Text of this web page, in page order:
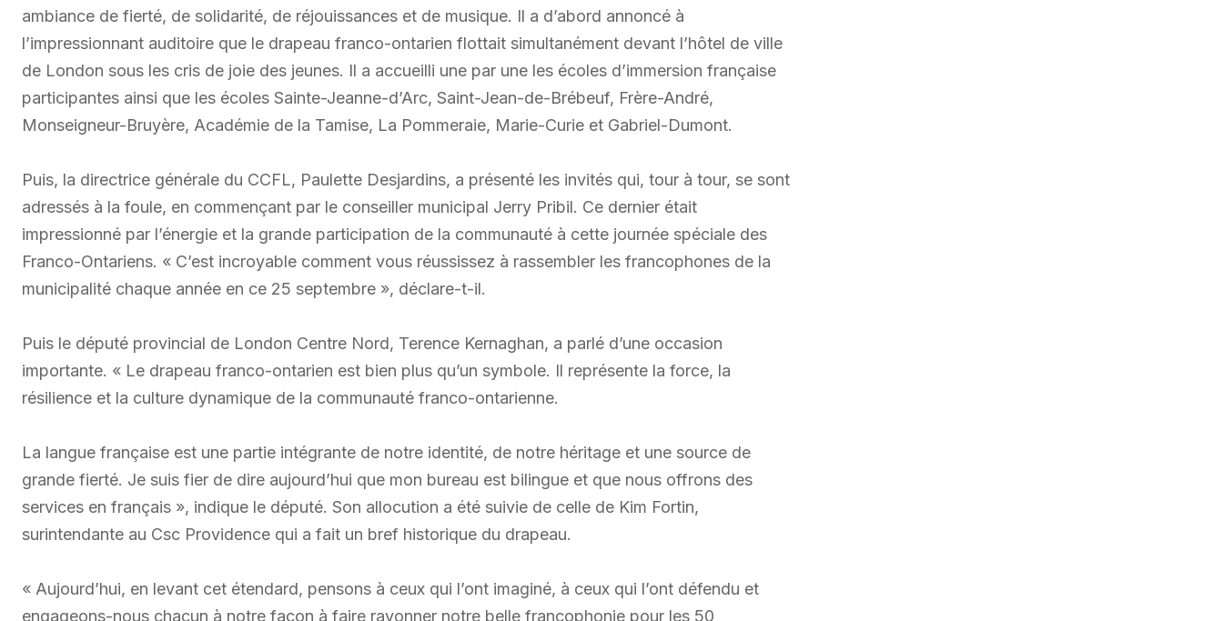
ambiance de fierté, de solidarité, de réjouissances et de musique. Il a d’abord annoncé à
l’impressionnant auditoire que le drapeau franco-ontarien flottait simultanément devant l’hôtel de ville
de London sous les cris de joie des jeunes. Il a accueilli une par une les écoles d’immersion française
participantes ainsi que les écoles Sainte-Jeanne-d’Arc, Saint-Jean-de-Brébeuf, Frère-André,
Monseigneur-Bruyère, Académie de la Tamise, La Pommeraie, Marie-Curie et Gabriel-Dumont.
Puis, la directrice générale du CCFL, Paulette Desjardins, a présenté les invités qui, tour à tour, se sont
adressés à la foule, en commençant par le conseiller municipal Jerry Pribil. Ce dernier était
impressionné par l’énergie et la grande participation de la communauté à cette journée spéciale des
Franco-Ontariens. « C’est incroyable comment vous réussissez à rassembler les francophones de la
municipalité chaque année en ce 25 septembre », déclare-t-il.
Puis le député provincial de London Centre Nord, Terence Kernaghan, a parlé d’une occasion
importante. « Le drapeau franco-ontarien est bien plus qu’un symbole. Il représente la force, la
résilience et la culture dynamique de la communauté franco-ontarienne.
La langue française est une partie intégrante de notre identité, de notre héritage et une source de
grande fierté. Je suis fier de dire aujourd’hui que mon bureau est bilingue et que nous offrons des
services en français », indique le député. Son allocution a été suivie de celle de Kim Fortin,
surintendante au Csc Providence qui a fait un bref historique du drapeau.
« Aujourd’hui, en levant cet étendard, pensons à ceux qui l’ont imaginé, à ceux qui l’ont défendu et
engageons-nous chacun à notre façon à faire rayonner notre belle francophonie pour les 50